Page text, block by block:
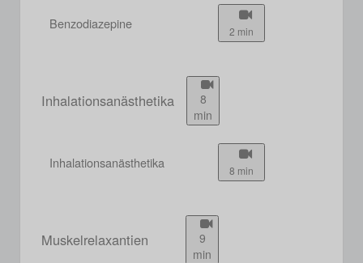
Benzodiazepine 2 min
Inhalationsanästhetika
8
min
Inhalationsanästhetika 8 min
Muskelrelaxantien
9
min